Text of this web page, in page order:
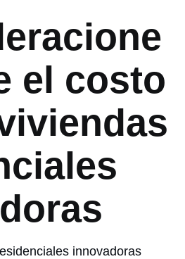
el costo
innovadoras